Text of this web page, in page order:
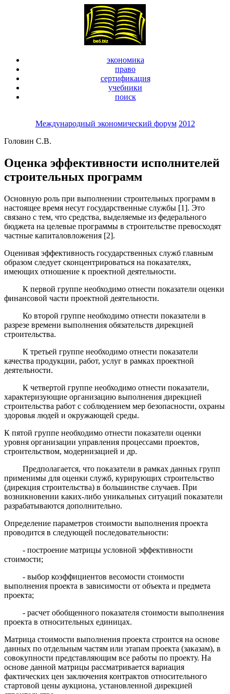
экономика
право
сертификация
учебники
поиск
Международный экономический форум 2012
Головин С.В.
Оценка эффективности исполнителей
строительных программ
Основную роль при выполнении строительных программ в
настоящее время несут государственные службы [1]. Это
связано с тем, что средства, выделяемые из федерального
бюджета на целевые программы в строительстве превосходят
частные капиталовложения [2].
Оценивая эффективность государственных служб главным
образом следует сконцентрироваться на показателях,
имеющих отношение к проектной деятельности.
К первой группе необходимо отнести показатели оценки
финансовой части проектной деятельности.
Ко второй группе необходимо отнести показатели в
разрезе времени выполнения обязательств дирекцией
строительства.
К третьей группе необходимо отнести показатели
качества продукции, работ, услуг в рамках проектной
деятельности.
К четвертой группе необходимо отнести показатели,
характеризующие организацию выполнения дирекцией
строительства работ с соблюдением мер безопасности, охраны
здоровья людей и окружающей среды.
К пятой группе необходимо отнести показатели оценки
уровня организации управления процессами проектов,
строительством, модернизацией и др.
Предполагается, что показатели в рамках данных групп
применимы для оценки служб, курирующих строительство
(дирекция строительства) в большинстве случаев. При
возникновении каких-либо уникальных ситуаций показатели
разрабатываются дополнительно.
Определение параметров стоимости выполнения проекта
проводится в следующей последовательности:
- построение матрицы условной эффективности
стоимости;
- выбор коэффициентов весомости стоимости
выполнения проекта в зависимости от объекта и предмета
проекта;
- расчет обобщенного показателя стоимости выполнения
проекта в относительных единицах.
Матрица стоимости выполнения проекта строится на основе
данных по отдельным частям или этапам проекта (заказам), в
совокупности представляющим все работы по проекту. На
основе данной матрицы рассматривается вариация
фактических цен заключения контрактов относительного
стартовой цены аукциона, установленной дирекцией